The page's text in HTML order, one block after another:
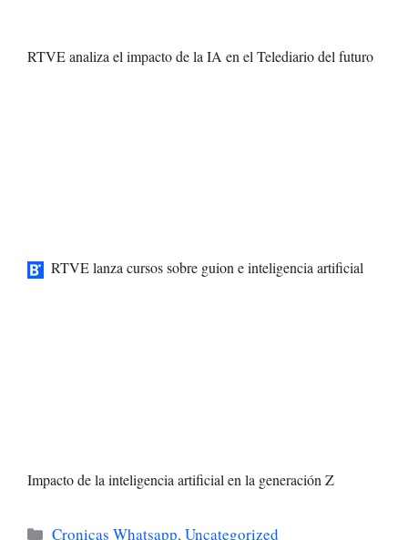
RTVE analiza el impacto de la IA en el Telediario del futuro
RTVE lanza cursos sobre guion e inteligencia artificial
Impacto de la inteligencia artificial en la generación Z
Categorías
Cronicas Whatsapp,Uncategorized